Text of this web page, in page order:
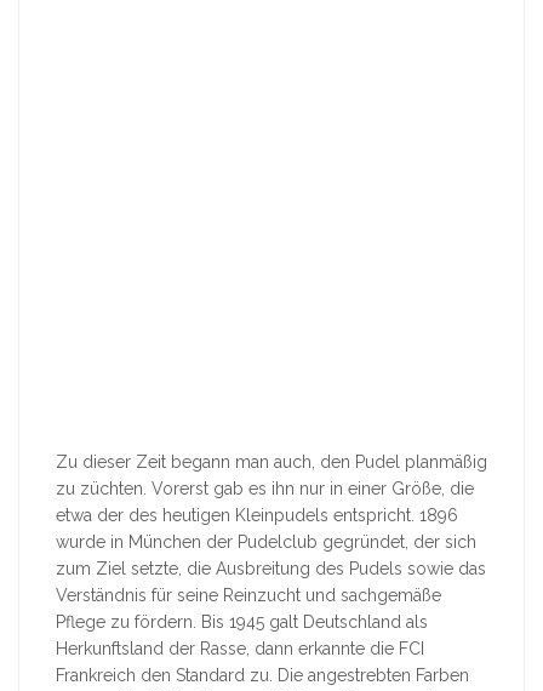
Zu dieser Zeit begann man auch, den Pudel planmäßig
zu züchten. Vorerst gab es ihn nur in einer Größe, die
etwa der des heutigen Kleinpudels entspricht. 1896
wurde in München der Pudelclub gegründet, der sich
zum Ziel setzte, die Ausbreitung des Pudels sowie das
Verständnis für seine Reinzucht und sachgemäße
Pflege zu fördern. Bis 1945 galt Deutschland als
Herkunftsland der Rasse, dann erkannte die FCI
Frankreich den Standard zu. Die angestrebten Farben